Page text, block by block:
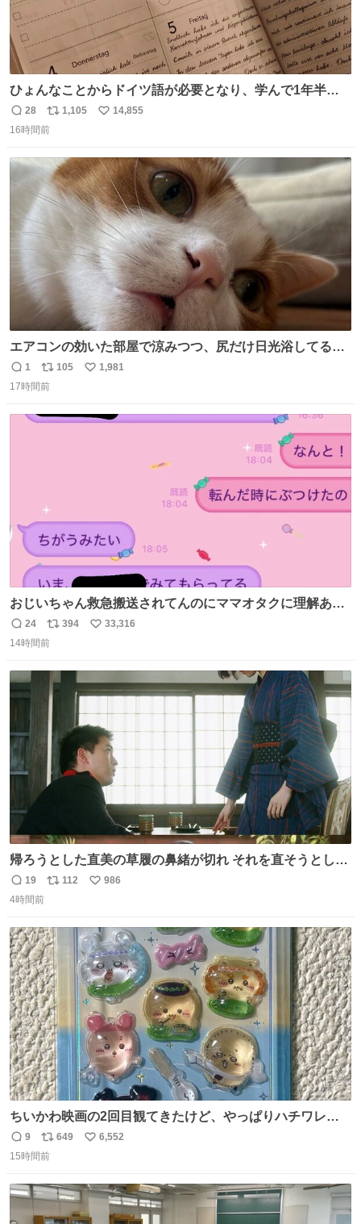
ひょんなことからドイツ語が必要となり、学んで1年半に
なる。 ちなみに最初の半年で『必携ドイツ文法総まとめ』
と『重要単語4000』を数十周して丸暗記した。読み書きに
Geminiの添削もエラーの指摘は激減し、上級の表現を教え
てもらう今日この頃。
返
信
28
リ
ポ
ト
数
1,105
い
数
14,855
16時間前
エアコンの効いた部屋で涼みつつ、尻だけ日光浴してる猫
もはや貴族じゃん！
返
信
1
リ
ポ
ト
105
い
数
1,981
17時間前
おじいちゃん救急搬送されてんのにママオタクに理解あっ
て不謹慎だけどウケる
返
信
24
リ
ポ
ト
数
394
い
数
33,316
14時間前
帰ろうとした直美の草履の鼻緒が切れ それを直そうとした
小川がさらに壊し…… 結果、直美をおんぶして送ることに
なりました。 👇鼻緒はいつも恋のキューピッド？
薫る 上坂樹里 甲斐翔真
返
信
19
リ
ト
数
112
い
数
986
4時間前
ちいかわ映画の2回目観てきたけど、やっぱりハチワレの
「ハモりすごいよッ…」に対するちいかわの「エ゛ッ!?(い
まそんな場合じゃねぇだろお前よぉ)」が面白すぎる。
返
信
9
リ
ポ
ト
649
い
数
6,552
15時間前